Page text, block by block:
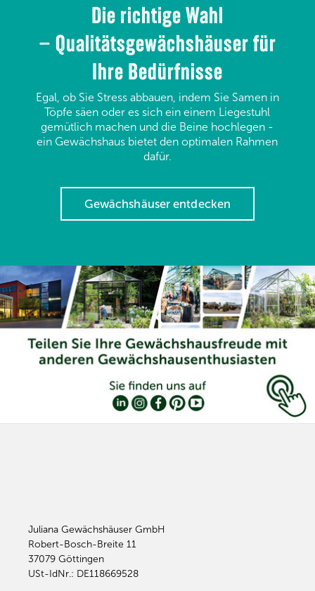
Die richtige Wahl
– Qualitätsgewächshäuser für
Ihre Bedürfnisse​​​​​​​
Egal, ob Sie Stress abbauen, indem Sie Samen in
Töpfe säen oder es sich ein einem Liegestuhl
gemütlich machen und die Beine hochlegen -
ein Gewächshaus bietet den optimalen Rahmen
dafür.​​​​​​​
Gewächshäuser entdecken
Juliana Gewächshäuser GmbH
Robert-Bosch-Breite 11
37079 Göttingen
USt-IdNr.: DE118669528